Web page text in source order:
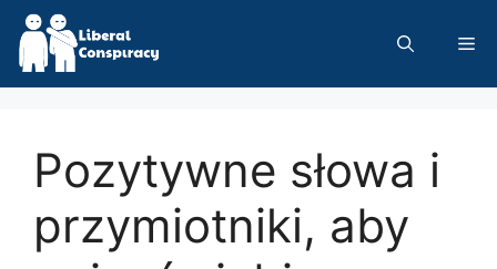
Skip
content
Pozytywne słowa i
przymiotniki, aby